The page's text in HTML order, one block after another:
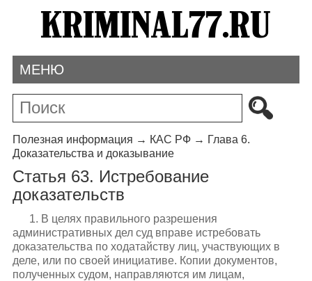
МЕНЮ
Полезная информация → КАС РФ→ Глава 6.
Доказательства и доказывание
Статья 63. Истребование
доказательств
1. В целях правильного разрешения
административных дел суд вправе истребовать
доказательства по ходатайству лиц, участвующих в
деле, или по своей инициативе. Копии документов,
полученных судом, направляются им лицам,